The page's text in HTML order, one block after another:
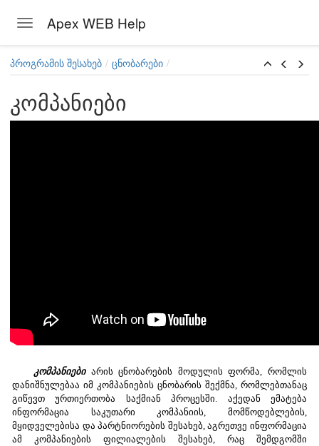
Toggle navigation
Apex WEB Help
პროგრამის შესახებ ცნობარები
კომპანიები
კომპანიებიარის ცნობარების მოდულის ფორმა, რომლის
დანიშნულებაა იმ კომპანიების ცნობარის შექმნა, რომლებთანაც
გიწევთ ურთიერთობა საქმიან პროცესში. აქედან ემატება
ინფორმაცია საკუთარი კომპანიის, მომწოდებლების,
მყიდველებისა და პარტნიორების შესახებ, აგრეთვე ინფორმაცია
ამ კომპანიების ფილიალების შესახებ, რაც შემდგომში